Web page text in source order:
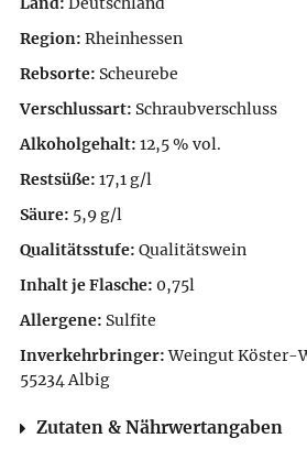
Region: Rheinhessen
Rebsorte: Scheurebe
Verschlussart: Schraubverschluss
Alkoholgehalt: 12,5 % vol.
Restsüße: 17,1 g/l
Säure: 5,9 g/l
Qualitätsstufe: Qualitätswein
Inhalt je Flasche: 0,75l
Allergene: Sulfite
Inverkehrbringer:Weingut Köster-
55234 Albig
Zutaten & Nährwertangaben